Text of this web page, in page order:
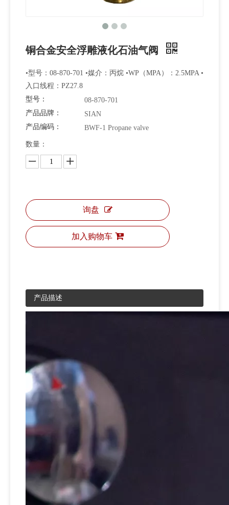
铜合金安全浮雕液化石油气阀
•型号：08-870-701 •媒介：丙烷 •WP（MPA）：2.5MPA •
入口线程：PZ27.8
型号：
08-870-701
产品品牌：
SIAN
产品编码：
BWF-1 Propane valve
数量：
询盘
加入购物车
产品描述